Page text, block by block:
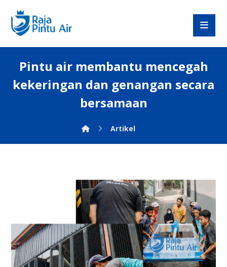
Pintu air membantu mencegah
kekeringan dan genangan secara
bersamaan
Artikel